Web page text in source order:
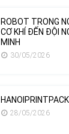
ROBOT TRONG
CƠ KHÍ ĐẾN ĐỘI
MINH
30/05/2026
28/05/2026